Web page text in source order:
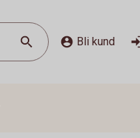
Bli kund